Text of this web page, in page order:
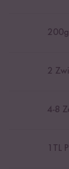
200
2
4-8
1 TL